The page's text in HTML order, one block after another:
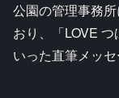
公園の管理事務
おり、「LOVE
いった直筆メッ